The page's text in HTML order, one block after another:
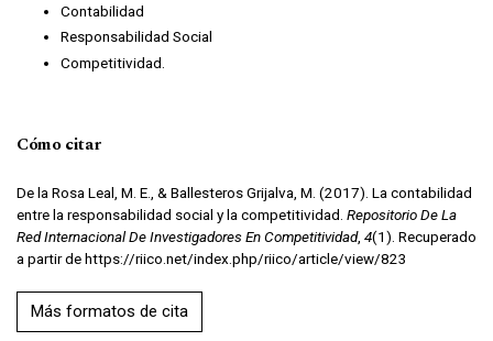
Contabilidad
Responsabilidad Social
Competitividad.
Cómo citar
De la Rosa Leal, M. E., & Ballesteros Grijalva, M. (2017). La contabilidad
entre la responsabilidad social y la competitividad. Repositorio De La
Red Internacional De Investigadores En Competitividad, 4(1). Recuperado
a partir de https://riico.net/index.php/riico/article/view/823
Más formatos de cita